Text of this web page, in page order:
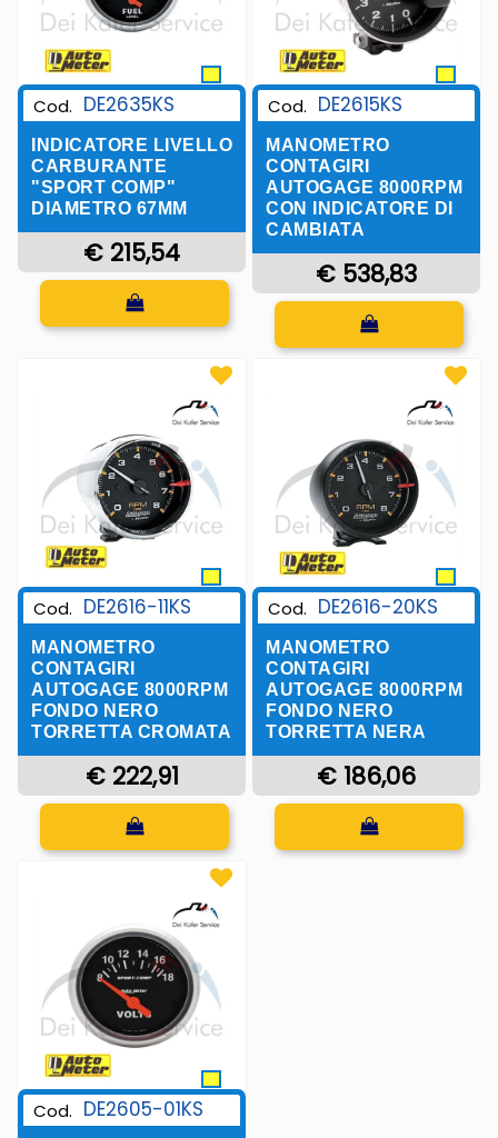
Cod. DE2635KS
INDICATORE LIVELLO
CARBURANTE
"SPORT COMP"
DIAMETRO 67MM
€ 215,54
Quantità
Cod. DE2615KS
MANOMETRO
CONTAGIRI
AUTOGAGE 8000RPM
CON INDICATORE DI
CAMBIATA
€ 538,83
Quantità
Cod. DE2616-11KS
MANOMETRO
CONTAGIRI
AUTOGAGE 8000RPM
FONDO NERO
TORRETTA CROMATA
€ 222,91
Quantità
Cod. DE2616-20KS
MANOMETRO
CONTAGIRI
AUTOGAGE 8000RPM
FONDO NERO
TORRETTA NERA
€ 186,06
Quantità
Cod. DE2605-01KS